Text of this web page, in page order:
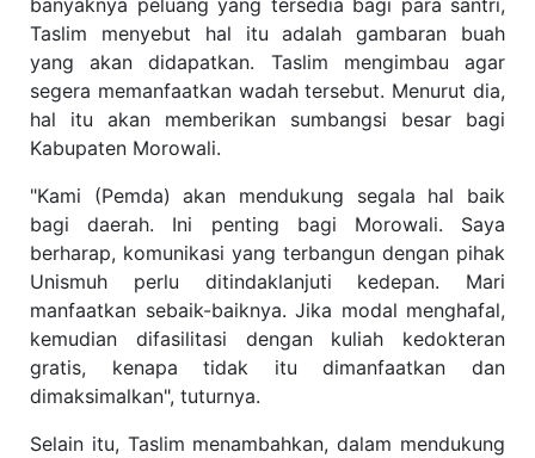
banyaknya peluang yang tersedia bagi para santri,
Taslim menyebut hal itu adalah gambaran buah
yang akan didapatkan. Taslim mengimbau agar
segera memanfaatkan wadah tersebut. Menurut dia,
hal itu akan memberikan sumbangsi besar bagi
Kabupaten Morowali.
"Kami (Pemda) akan mendukung segala hal baik
bagi daerah. Ini penting bagi Morowali. Saya
berharap, komunikasi yang terbangun dengan pihak
Unismuh perlu ditindaklanjuti kedepan. Mari
manfaatkan sebaik-baiknya. Jika modal menghafal,
kemudian difasilitasi dengan kuliah kedokteran
gratis, kenapa tidak itu dimanfaatkan dan
dimaksimalkan", tuturnya.
Selain itu, Taslim menambahkan, dalam mendukung